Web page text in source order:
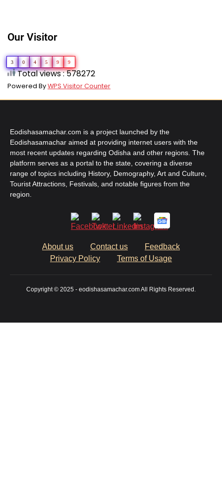
Our Visitor
3 0 4 5 9 9
Total views : 578272
Powered ByWPS Visitor Counter
Eodishasamachar.com is a project launched by the
Eodishasamachar aimed at providing internet users with the
most recent updates regarding Odisha and other regions. The
platform serves as a portal to the state, covering a diverse
range of topics including History, Demography, Art and Culture,
Tourist Attractions, Festivals, and notable figures from the
region.
About us Contact us
Feedback
Privacy Policy
Terms of Usage
Copyright © 2025 - eodishasamachar.com All Rights Reserved.